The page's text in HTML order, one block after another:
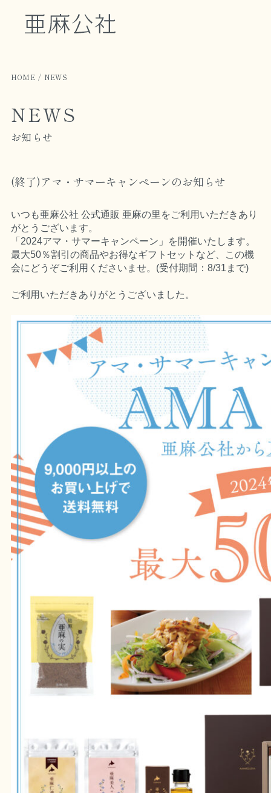
HOME NEWS
NEWS
お知らせ
(終了)アマ・サマーキャンペーンのお知らせ
いつも亜麻公社 公式通販 亜麻の里をご利用いただきあり
がとうございます。
「2024アマ・サマーキャンペーン」を開催いたします。
最大50％割引の商品やお得なギフトセットなど、この機
会にどうぞご利用くださいませ。(受付期間：8/31まで)
ご利用いただきありがとうございました。